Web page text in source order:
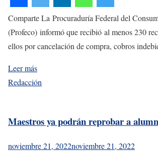
Comparte La Procuraduría Federal del
(Profeco) informó que recibió al menos 230
ellos por cancelación de compra, cobros
Leer más
Redacción
Maestros ya podrán reprobar a
noviembre 21, 2022noviembre 21, 2022